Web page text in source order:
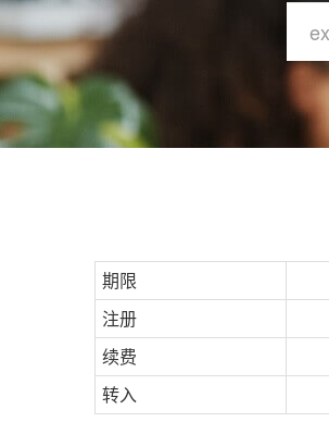
期限
注册
续费
转入